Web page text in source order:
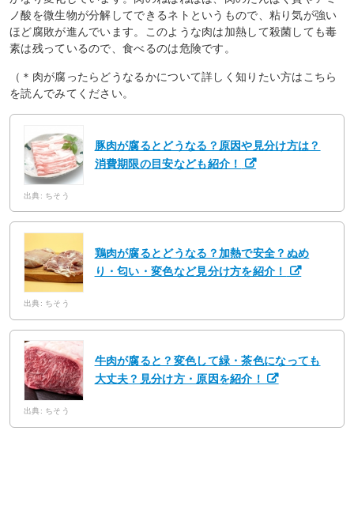
ノ酸を微生物が分解してできるネトというもので、粘り気が強い
ほど腐敗が進んでいます。このような肉は加熱して殺菌しても毒
素は残っているので、食べるのは危険です。
（＊肉が腐ったらどうなるかについて詳しく知りたい方はこちら
を読んでみてください。
豚肉が腐るとどうなる？原因や見分け方は？
消費期限の目安なども紹介！
出典: ちそう
鶏肉が腐るとどうなる？加熱で安全？ぬめ
り・匂い・変色など見分け方を紹介！
出典: ちそう
牛肉が腐ると？変色して緑・茶色になっても
大丈夫？見分け方・原因を紹介！
出典: ちそう